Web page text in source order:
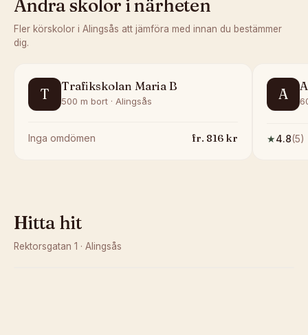
Andra skolor i närheten
Fler körskolor i Alingsås att jämföra med innan du bestämmer
dig.
T Trafikskolan Maria B
500 m bort · Alingsås
Inga omdömen fr. 816kr
A
★4.8(5)
Hitta hit
Rektorsgatan 1 · Alingsås